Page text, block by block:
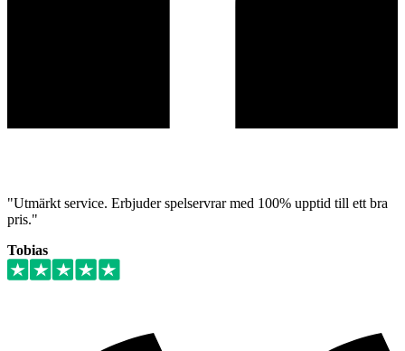
"Utmärkt service. Erbjuder spelservrar med 100% upptid till ett bra
pris."
Tobias